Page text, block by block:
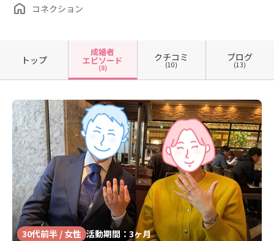
コネクション
トップ
成婚者
エピソード
(8)
クチコミ
(10)
ブログ
(13)
30代前半 / 女性 活動期間：3ヶ月